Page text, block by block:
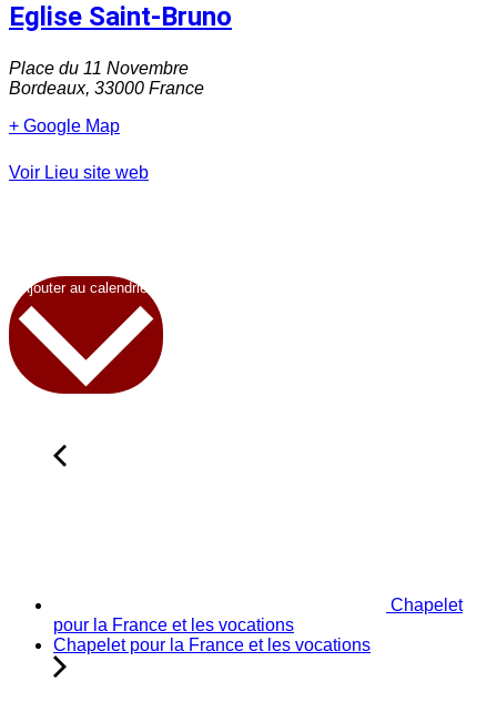
Eglise Saint-Bruno
Place du 11 Novembre
Bordeaux, 33000 France
+ Google Map
Voir Lieu site web
Chapelet
pour la France et les vocations
Chapelet pour la France et les vocations